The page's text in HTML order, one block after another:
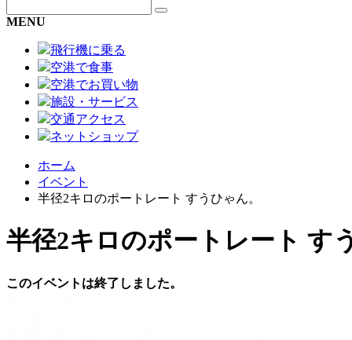
MENU
飛行機に乗る
空港で食事
空港でお買い物
施設・サービス
交通アクセス
ネットショップ
ホーム
イベント
半径2キロのポートレート すうひゃん。
半径2キロのポートレート す
このイベントは終了しました。